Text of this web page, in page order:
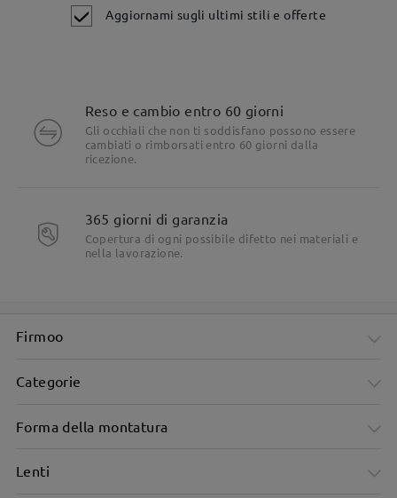
Aggiornami sugli ultimi stili e offerte
Reso e cambio entro 60 giorni
Gli occhiali che non ti soddisfano possono essere
cambiati o rimborsati entro 60 giorni dalla
ricezione.
365 giorni di garanzia
Copertura di ogni possibile difetto nei materiali e
nella lavorazione.
Firmoo
Categorie
Forma della montatura
Lenti